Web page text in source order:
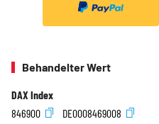
Behandelter Wert
DAX Index
846900
DE0008469008